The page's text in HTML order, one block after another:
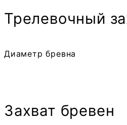
Трелевочный
Диаметр бревна
Захват бревен